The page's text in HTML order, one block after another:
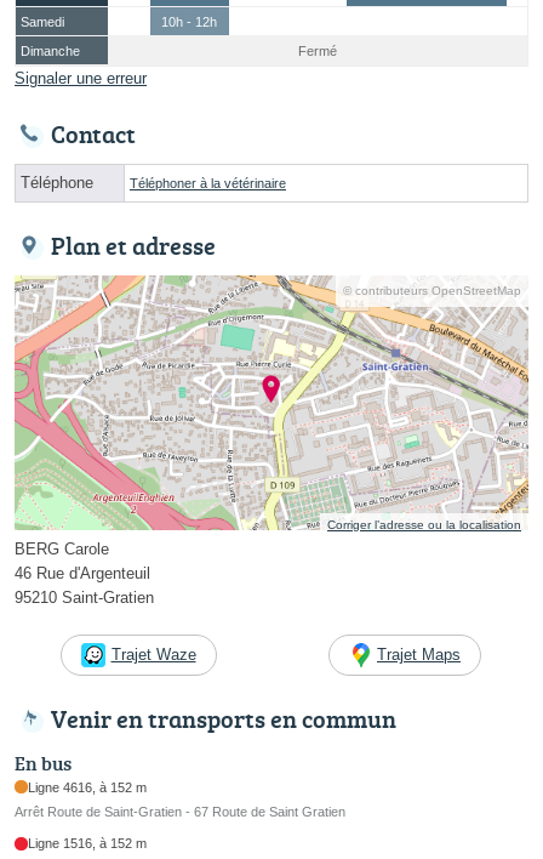
Samedi
10h - 12h
Dimanche
Fermé
Signaler une erreur
Contact
Téléphone Téléphoner à la vétérinaire
Plan et adresse
© contributeurs OpenStreetMap
Corriger l’adresse ou la localisation
BERG Carole
46 Rue d'Argenteuil
95210 Saint-Gratien
Trajet Waze Trajet Maps
Venir en transports en commun
En bus
Ligne 4616, à 152 m
Arrêt Route de Saint-Gratien - 67 Route de Saint Gratien
Ligne 1516, à 152 m